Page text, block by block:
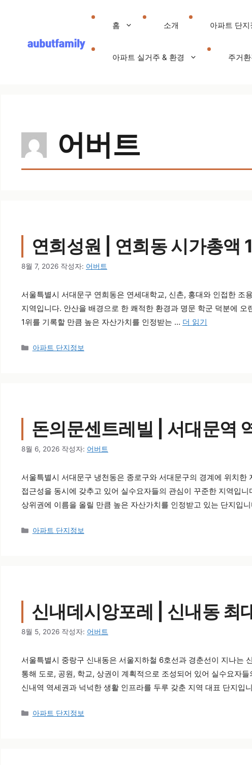
홈 소개 아파트 단지
아파트 실거주 & 환경 주거환
어버트
연희성원 | 연희동 시가총액
8월 7, 2026 작성자: 어버트
서울특별시 서대문구 연희동은 연세대학교, 신촌, 홍대와 인접한
지역입니다. 안산을 배경으로 한 쾌적한 환경과 명문 학군 덕분에
1위를 기록할 만큼 높은 자산가치를 인정받는 … 더 읽기
카테고리
아파트 단지정보
돈의문센트레빌 | 서대문역
8월 6, 2026 작성자: 어버트
서울특별시 서대문구 냉천동은 종로구와 서대문구의 경계에 위치
접근성을 동시에 갖추고 있어 실수요자들의 관심이 꾸준한 지역입
상위권에 이름을 올릴 만큼 높은 자산가치를 인정받고 있는 단지입
카테고리
아파트 단지정보
신내데시앙포레 | 신내동 최
8월 5, 2026 작성자: 어버트
서울특별시 중랑구 신내동은 서울지하철 6호선과 경춘선이 지나는
통해 도로, 공원, 학교, 상권이 계획적으로 조성되어 있어 실수요자
신내역 역세권과 넉넉한 생활 인프라를 두루 갖춘 지역 대표 단지입
카테고리
아파트 단지정보